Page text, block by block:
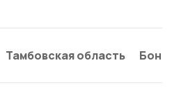
Тамбовская область